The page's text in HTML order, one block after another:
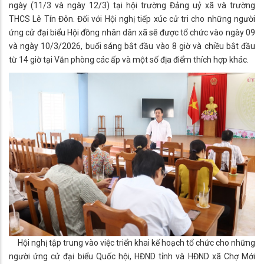
ngày (11/3 và ngày 12/3) tại hội trường Đảng uỷ xã và trường
THCS Lê Tín Đôn. Đối với Hội nghị tiếp xúc cử tri cho những người
ứng cử đại biểu Hội đồng nhân dân xã sẽ được tổ chức vào ngày 09
và ngày 10/3/2026, buổi sáng bắt đầu vào 8 giờ và chiều bắt đầu
từ 14 giờ tại Văn phòng các ấp và một số địa điểm thích hợp khác.
Hội nghị tập trung vào việc triển khai kế hoạch tổ chức cho những
người ứng cử đại biểu Quốc hội, HĐND tỉnh và HĐND xã Chợ Mới